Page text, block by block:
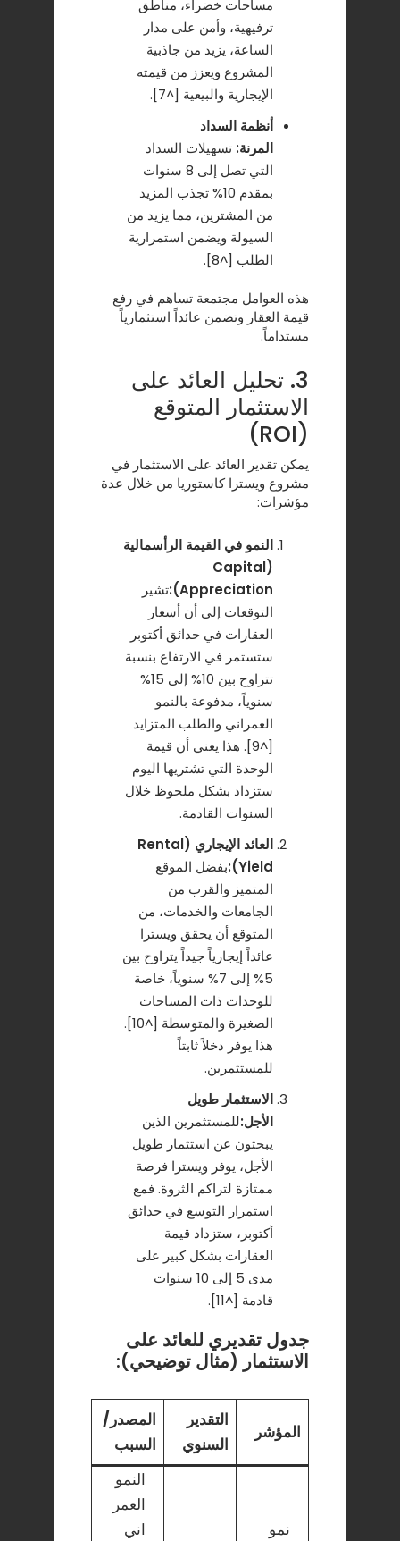
مساحات خضراء، مناطق
ترفيهية، وأمن على مدار
الساعة، يزيد من جاذبية
المشروع ويعزز من قيمته
الإيجارية والبيعية [^7].
أنظمة السداد
المرنة: تسهيلات السداد
التي تصل إلى 8 سنوات
بمقدم 10% تجذب المزيد
من المشترين، مما يزيد من
السيولة ويضمن استمرارية
الطلب [^8].
هذه العوامل مجتمعة تساهم في رفع
قيمة العقار وتضمن عائداً استثمارياً
مستداماً.
3. تحليل العائد على
الاستثمار المتوقع
(ROI)
يمكن تقدير العائد على الاستثمار في
مشروع ويسترا كاستوريا من خلال عدة
مؤشرات:
النمو في القيمة الرأسمالية
(Capital
Appreciation): تشير
التوقعات إلى أن أسعار
العقارات في حدائق أكتوبر
ستستمر في الارتفاع بنسبة
تتراوح بين 10% إلى 15%
سنوياً، مدفوعة بالنمو
العمراني والطلب المتزايد
[^9]. هذا يعني أن قيمة
الوحدة التي تشتريها اليوم
ستزداد بشكل ملحوظ خلال
السنوات القادمة.
العائد الإيجاري (Rental
Yield):
بفضل الموقع
المتميز والقرب من
الجامعات والخدمات، من
المتوقع أن يحقق ويسترا
عائداً إيجارياً جيداً يتراوح بين
5% إلى 7% سنوياً، خاصة
للوحدات ذات المساحات
الصغيرة والمتوسطة [^10].
هذا يوفر دخلاً ثابتاً
للمستثمرين.
الاستثمار طويل
الأجل:للمستثمرين الذين
يبحثون عن استثمار طويل
الأجل، يوفر ويسترا فرصة
ممتازة لتراكم الثروة. فمع
استمرار التوسع في حدائق
أكتوبر، ستزداد قيمة
العقارات بشكل كبير على
مدى 5 إلى 10 سنوات
قادمة [^11].
جدول تقديري للعائد على
الاستثمار (مثال توضيحي):
المؤشر
التقدير
السنوي
المصدر/
السبب
نمو
النمو
العمر
اني